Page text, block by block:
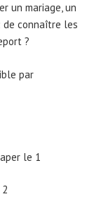
un mariage, un
de connaître les
?
par
le 1